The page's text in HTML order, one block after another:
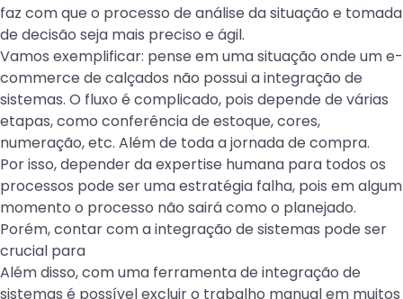
faz com que o processo de análise da situação e tomada
de decisão seja mais preciso e ágil.
Vamos exemplificar: pense em uma situação onde um e-
commerce de calçados não possui a integração de
sistemas. O fluxo é complicado, pois depende de várias
etapas, como conferência de estoque, cores,
numeração, etc. Além de toda a jornada de compra.
Por isso, depender da expertise humana para todos os
processos pode ser uma estratégia falha, pois em algum
momento o processo não sairá como o planejado.
Porém, contar com a integração de sistemas pode ser
crucial para
Além disso, com uma ferramenta de integração de
sistemas é possível excluir o trabalho manual em muitos